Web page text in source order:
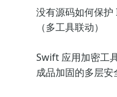
没有源码如何保护
（多工具联动）
Swift 应用加密工
成品加固的多层安